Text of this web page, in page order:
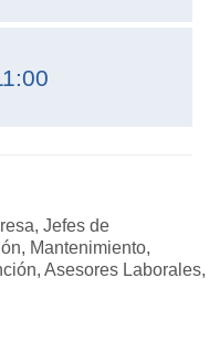
Jefes de
Mantenimiento,
Asesores Laborales,